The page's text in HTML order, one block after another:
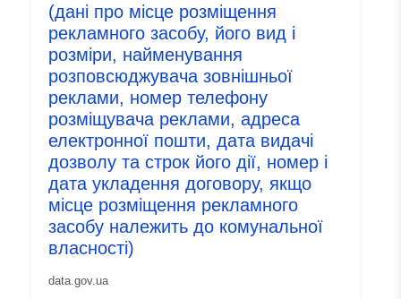
5a1f-44a0-91ce-7f684a084c1d
Informații
versiune:
1.0
(дані про місце розміщення
рекламного засобу, його вид і
розміри, найменування
розповсюджувача зовнішньої
реклами, номер телефону
розміщувача реклами, адреса
електронної пошти, дата видачі
дозволу та строк його дії, номер і
дата укладення договору, якщо
місце розміщення рекламного
засобу належить до комунальної
власності)
data.gov.ua